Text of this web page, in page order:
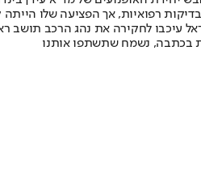
רפואיות, אך הפציעה שלו
עיכבו לחקירה את נהג הרכב תושב
בכתבה, נשמח שתשתפו אותנו